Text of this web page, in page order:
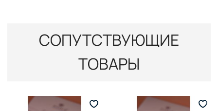
СОПУТСТВУЮЩИЕ
ТОВАРЫ